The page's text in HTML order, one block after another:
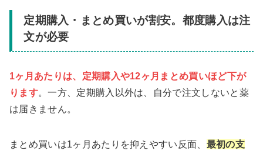
定期購入・まとめ買いが割安。都度購入は注
文が必要
1ヶ月あたりは、定期購入や12ヶ月まとめ買いほど下が
ります。一方、定期購入以外は、自分で注文しないと薬
は届きません。
まとめ買いは1ヶ月あたりを抑えやすい反面、 最初の支